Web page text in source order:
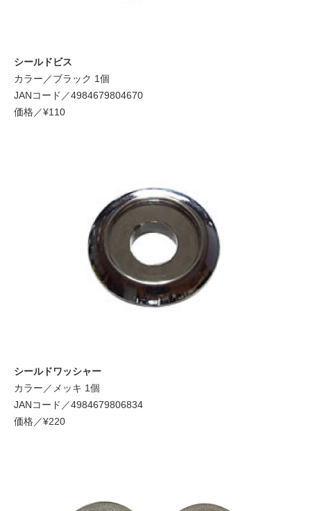
シールドビス
カラー／ブラック 1個
JANコード／4984679804670
価格／¥110
シールドワッシャー
カラー／メッキ 1個
JANコード／4984679806834
価格／¥220